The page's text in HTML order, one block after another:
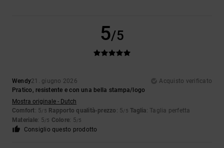
5/5
Wendy21. giugno 2026
Acquisto verificato
Pratico, resistente e con una bella stampa/logo
Mostra originale - Dutch
Comfort: 5/5 Rapporto qualità-prezzo : 5/5 Taglia: Taglia perfetta
Materiale: 5/5 Colore: 5/5
Consiglio questo prodotto